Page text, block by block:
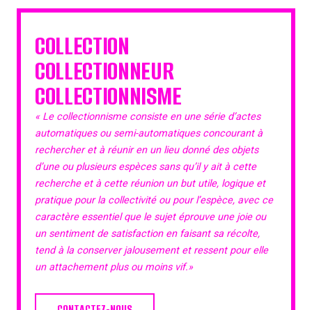
COLLECTION
COLLECTIONNEUR
COLLECTIONNISME
« Le collectionnisme consiste en une série d’actes
automatiques ou semi-automatiques concourant à
rechercher et à réunir en un lieu donné des objets
d’une ou plusieurs espèces sans qu’il y ait à cette
recherche et à cette réunion un but utile, logique et
pratique pour la collectivité ou pour l’espèce, avec ce
caractère essentiel que le sujet éprouve une joie ou
un sentiment de satisfaction en faisant sa récolte,
tend à la conserver jalousement et ressent pour elle
un attachement plus ou moins vif.»